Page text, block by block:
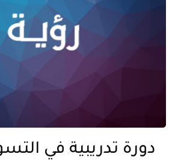
دورة تدريبية في